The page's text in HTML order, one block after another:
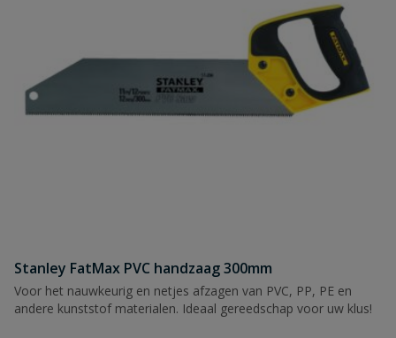
Stanley FatMax PVC handzaag 300mm
Voor het nauwkeurig en netjes afzagen van PVC, PP, PE en
andere kunststof materialen. Ideaal gereedschap voor uw klus!